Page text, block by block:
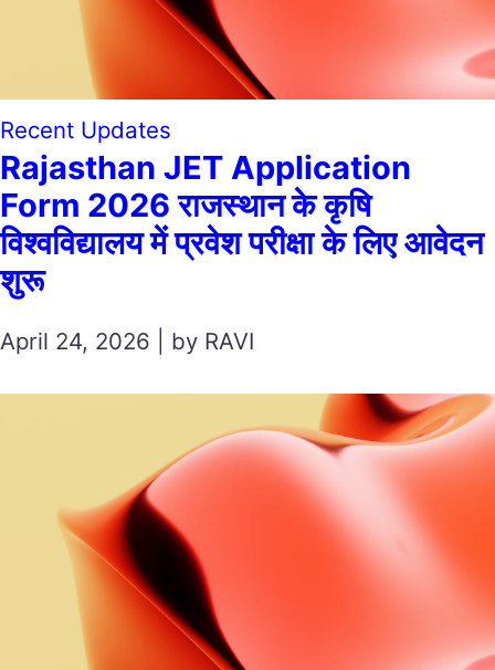
Recent Updates
Rajasthan JET Application
Form 2026 राजस्थान के कृषि
विश्वविद्यालय में प्रवेश परीक्षा के लिए आवेदन
शुरू
April 24, 2026 | by RAVI